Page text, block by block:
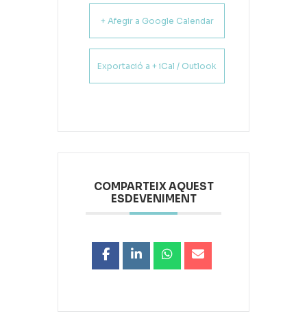
+ Afegir a Google Calendar
Exportació a + iCal / Outlook
COMPARTEIX AQUEST
ESDEVENIMENT